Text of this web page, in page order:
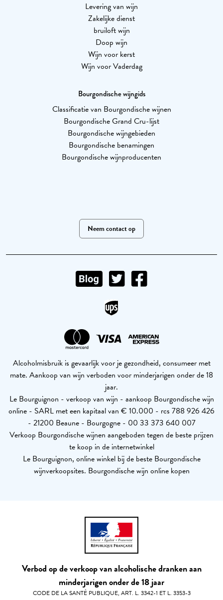
Levering van wijn
Zakelijke dienst
bruiloft wijn
Doop wijn
Wijn voor kerst
Wijn voor Vaderdag
Bourgondische wijngids
Classificatie van Bourgondische wijnen
Bourgondische Grand Cru-lijst
Bourgondische wijngebieden
Bourgondische benamingen
Bourgondische wijnproducenten
Neem contact op
Alcoholmisbruik is gevaarlijk voor je gezondheid, consumeer met
mate. Aankoop van wijn verboden voor minderjarigen onder de 18
jaar.
Le Bourguignon - verkoop van wijn - aankoop Bourgondische wijn
online - SARL met een kapitaal van € 10.000 - rcs 788 926 426
- 21200 Beaune - Bourgogne - 00 33 373 640 007
Verkoop Bourgondische wijnen aangeboden tegen de beste prijzen
te koop in de internetwinkel
Le Bourguignon, online winkel bij de beste Bourgondische
wijnverkoopsites. Bourgondische wijn online kopen
Verbod op de verkoop van alcoholische dranken aan
minderjarigen onder de 18 jaar
CODE DE LA SANTÉ PUBLIQUE, ART. L. 3342-1 ET L. 3353-3